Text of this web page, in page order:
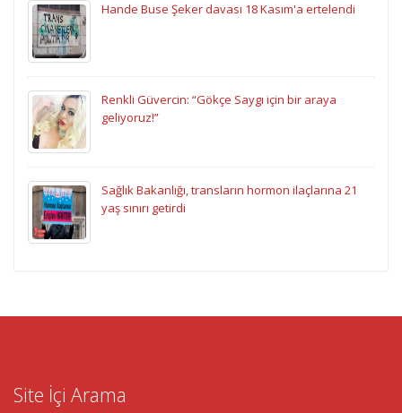
Hande Buse Şeker davası 18 Kasım'a ertelendi
Renkli Güvercin: “Gökçe Saygı için bir araya
geliyoruz!”
Sağlık Bakanlığı, transların hormon ilaçlarına 21
yaş sınırı getirdi
Site İçi Arama